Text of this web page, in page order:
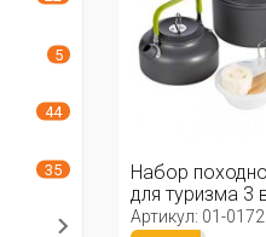
Набор
для туризма 3
Артикул: 01-
5
44
35